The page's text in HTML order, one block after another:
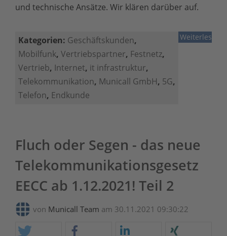
und technische Ansätze. Wir klären darüber auf.
Weiterlesen
Kategorien: Geschäftskunden,
Mobilfunk, Vertriebspartner, Festnetz,
Vertrieb, Internet, it infrastruktur,
Telekommunikation, Municall GmbH, 5G,
Telefon, Endkunde
Fluch oder Segen - das neue
Telekommunikationsgesetz
EECC ab 1.12.2021! Teil 2
von Municall Team am 30.11.2021 09:30:22